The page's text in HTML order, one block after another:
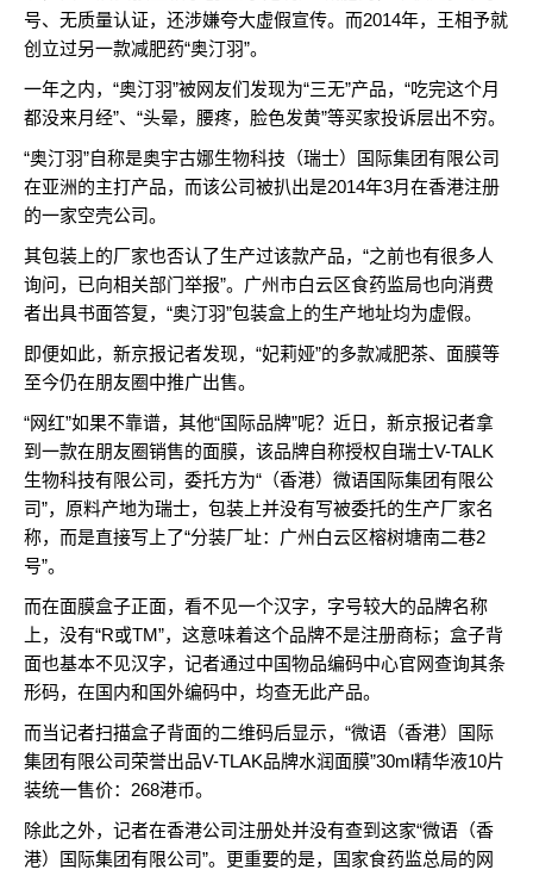
号、无质量认证，还涉嫌夸大虚假宣传。而2014年，王相予就
创立过另一款减肥药“奥汀羽”。
一年之内，“奥汀羽”被网友们发现为“三无”产品，“吃完这个月
都没来月经”、“头晕，腰疼，脸色发黄”等买家投诉层出不穷。
“奥汀羽”自称是奥宇古娜生物科技（瑞士）国际集团有限公司
在亚洲的主打产品，而该公司被扒出是2014年3月在香港注册
的一家空壳公司。
其包装上的厂家也否认了生产过该款产品，“之前也有很多人
询问，已向相关部门举报”。广州市白云区食药监局也向消费
者出具书面答复，“奥汀羽”包装盒上的生产地址均为虚假。
即便如此，新京报记者发现，“妃莉娅”的多款减肥茶、面膜等
至今仍在朋友圈中推广出售。
“网红”如果不靠谱，其他“国际品牌”呢？近日，新京报记者拿
到一款在朋友圈销售的面膜，该品牌自称授权自瑞士V-TALK
生物科技有限公司，委托方为“（香港）微语国际集团有限公
司”，原料产地为瑞士，包装上并没有写被委托的生产厂家名
称，而是直接写上了“分装厂址：广州白云区榕树塘南二巷2
号”。
而在面膜盒子正面，看不见一个汉字，字号较大的品牌名称
上，没有“R或TM”，这意味着这个品牌不是注册商标；盒子背
面也基本不见汉字，记者通过中国物品编码中心官网查询其条
形码，在国内和国外编码中，均查无此产品。
而当记者扫描盒子背面的二维码后显示，“微语（香港）国际
集团有限公司荣誉出品V-TLAK品牌水润面膜”30ml精华液10片
装统一售价：268港币。
除此之外，记者在香港公司注册处并没有查到这家“微语（香
港）国际集团有限公司”。更重要的是，国家食药监总局的网